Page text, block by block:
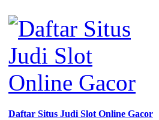
Daftar Situs Judi Slot Online Gacor